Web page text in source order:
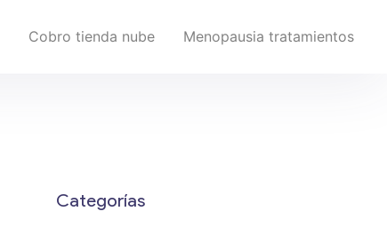
Cobro tienda nube Menopausia tratamientos
Categorías